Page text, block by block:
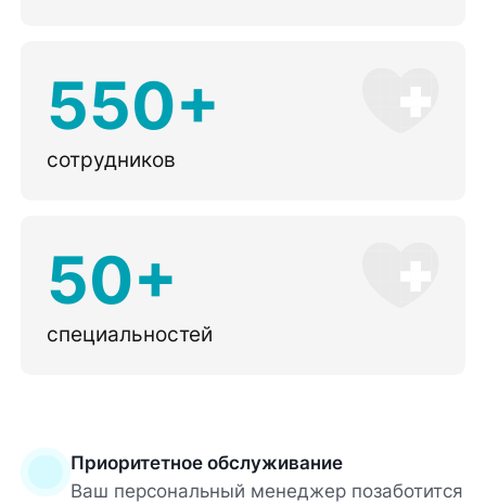
550+
сотрудников
50+
специальностей
Приоритетное обслуживание
Ваш персональный менеджер позаботится